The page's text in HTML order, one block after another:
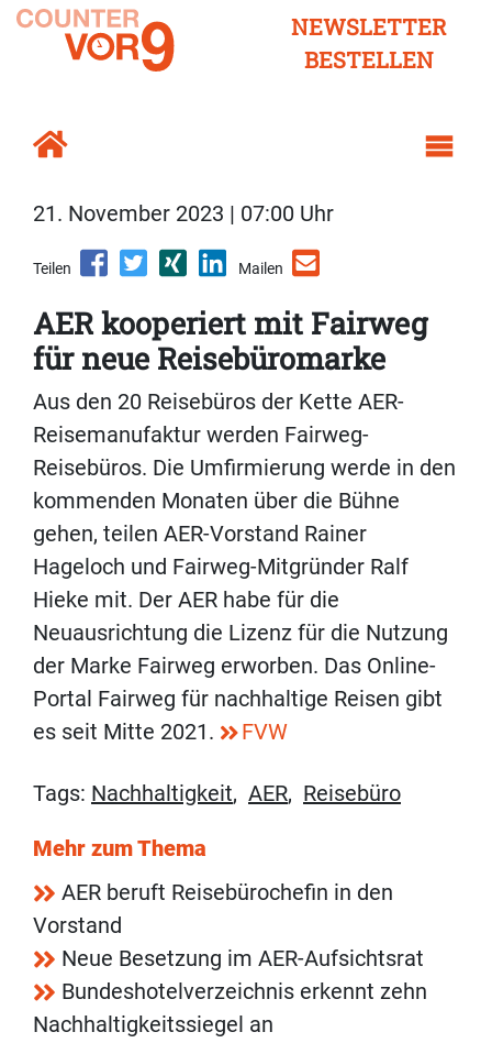
NEWSLETTER
BESTELLEN
21. November 2023 | 07:00 Uhr
Teilen Mailen
AER kooperiert mit Fairweg
für neue Reisebüromarke
Aus den 20 Reisebüros der Kette AER-
Reisemanufaktur werden Fairweg-
Reisebüros. Die Umfirmierung werde in den
kommenden Monaten über die Bühne
gehen, teilen AER-Vorstand Rainer
Hageloch und Fairweg-Mitgründer Ralf
Hieke mit. Der AER habe für die
Neuausrichtung die Lizenz für die Nutzung
der Marke Fairweg erworben. Das Online-
Portal Fairweg für nachhaltige Reisen gibt
es seit Mitte 2021.
FVW
Tags: Nachhaltigkeit, AER, Reisebüro
Mehr zum Thema
AER beruft Reisebürochefin in den
Vorstand
Neue Besetzung im AER-Aufsichtsrat
Bundeshotelverzeichnis erkennt zehn
Nachhaltigkeitssiegel an